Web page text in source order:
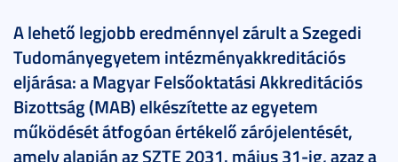
A lehető legjobb eredménnyel zárult a Szegedi
Tudományegyetem intézményakkreditációs
eljárása: a Magyar Felsőoktatási Akkreditációs
Bizottság (MAB) elkészítette az egyetem
működését átfogóan értékelő zárójelentését,
amely alapján az SZTE 2031. május 31-ig, azaz a